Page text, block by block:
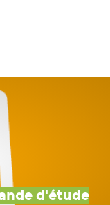
d'étude